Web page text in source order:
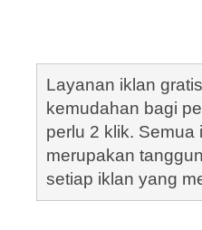
Layanan iklan
kemudahan bagi
perlu 2 klik.
merupakan
setiap iklan yang